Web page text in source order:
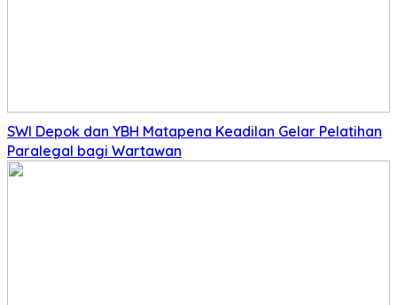
SWI Depok dan YBH Matapena Keadilan Gelar Pelatihan
Paralegal bagi Wartawan